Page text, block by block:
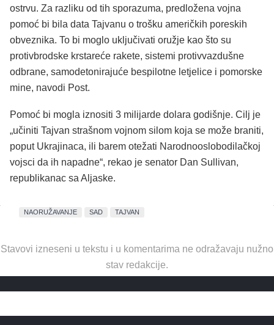
ostrvu. Za razliku od tih sporazuma, predložena vojna
pomoć bi bila data Tajvanu o trošku američkih poreskih
obveznika. To bi moglo uključivati ​​oružje kao što su
protivbrodske krstareće rakete, sistemi protivvazdušne
odbrane, samodetonirajuće bespilotne letjelice i pomorske
mine, navodi Post.
Pomoć bi mogla iznositi 3 milijarde dolara godišnje. Cilj je
„učiniti Tajvan strašnom vojnom silom koja se može braniti,
poput Ukrajinaca, ili barem otežati Narodnooslobodilačkoj
vojsci da ih napadne“, rekao je senator Dan Sullivan,
republikanac sa Aljaske.
NAORUŽAVANJE SAD TAJVAN
Stavovi izneseni u tekstu i u komentarima ne odražavaju nužno
stav redakcije.